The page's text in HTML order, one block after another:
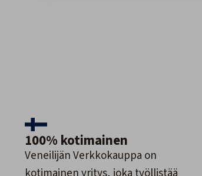
100% kotimainen
Veneilijän Verkkokauppa on